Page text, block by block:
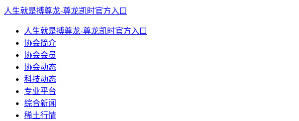
人生就是搏尊龙-尊龙凯时官方入口
人生就是搏尊龙-尊龙凯时官方入口
协会简介
协会会员
协会动态
科技动态
专业平台
综合新闻
稀土行情